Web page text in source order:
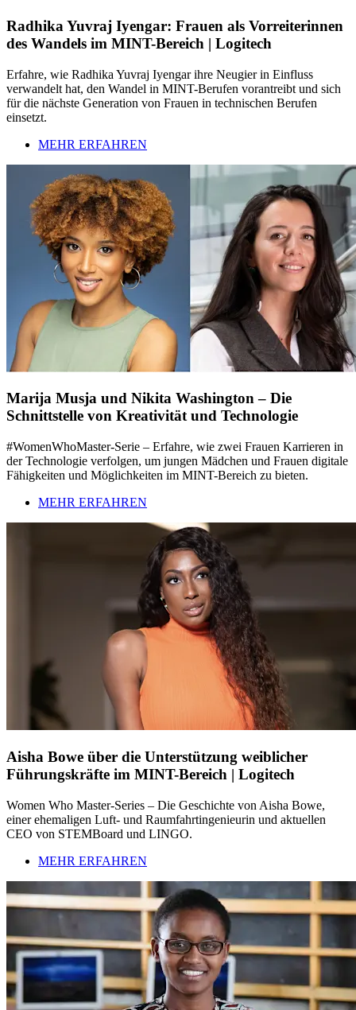
Radhika Yuvraj Iyengar: Frauen als Vorreiterinnen
des Wandels im MINT-Bereich | Logitech
Erfahre, wie Radhika Yuvraj Iyengar ihre Neugier in Einfluss
verwandelt hat, den Wandel in MINT-Berufen vorantreibt und sich
für die nächste Generation von Frauen in technischen Berufen
einsetzt.
MEHR ERFAHREN
Marija Musja und Nikita Washington – Die
Schnittstelle von Kreativität und Technologie
#WomenWhoMaster-Serie – Erfahre, wie zwei Frauen Karrieren in
der Technologie verfolgen, um jungen Mädchen und Frauen digitale
Fähigkeiten und Möglichkeiten im MINT-Bereich zu bieten.
MEHR ERFAHREN
Aisha Bowe über die Unterstützung weiblicher
Führungskräfte im MINT-Bereich | Logitech
Women Who Master-Series – Die Geschichte von Aisha Bowe,
einer ehemaligen Luft- und Raumfahrtingenieurin und aktuellen
CEO von STEMBoard und LINGO.
MEHR ERFAHREN